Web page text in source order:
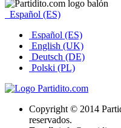
Español (ES)
Español (ES)
English (UK)
Deutsch (DE)
Polski (PL)
Copyright © 2014
reservados.